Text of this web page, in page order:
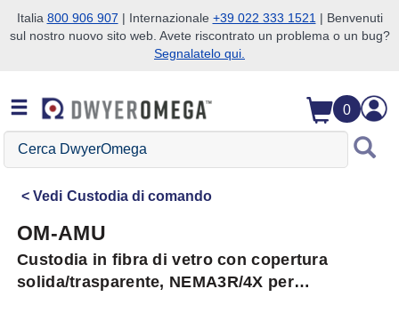
Salta alla ricerca
Salta al contenuto principale
Salta alla navigazione
Italia 800 906 907 | Internazionale +39 022 333 1521 | Benvenuti
sul nostro nuovo sito web. Avete riscontrato un problema o un bug?
Segnalatelo qui.
0
Cerca
DwyerOmega
Vedi Custodia di comando
OM-AMU
Custodia in fibra di vetro con copertura
solida/trasparente, NEMA3R/4X per